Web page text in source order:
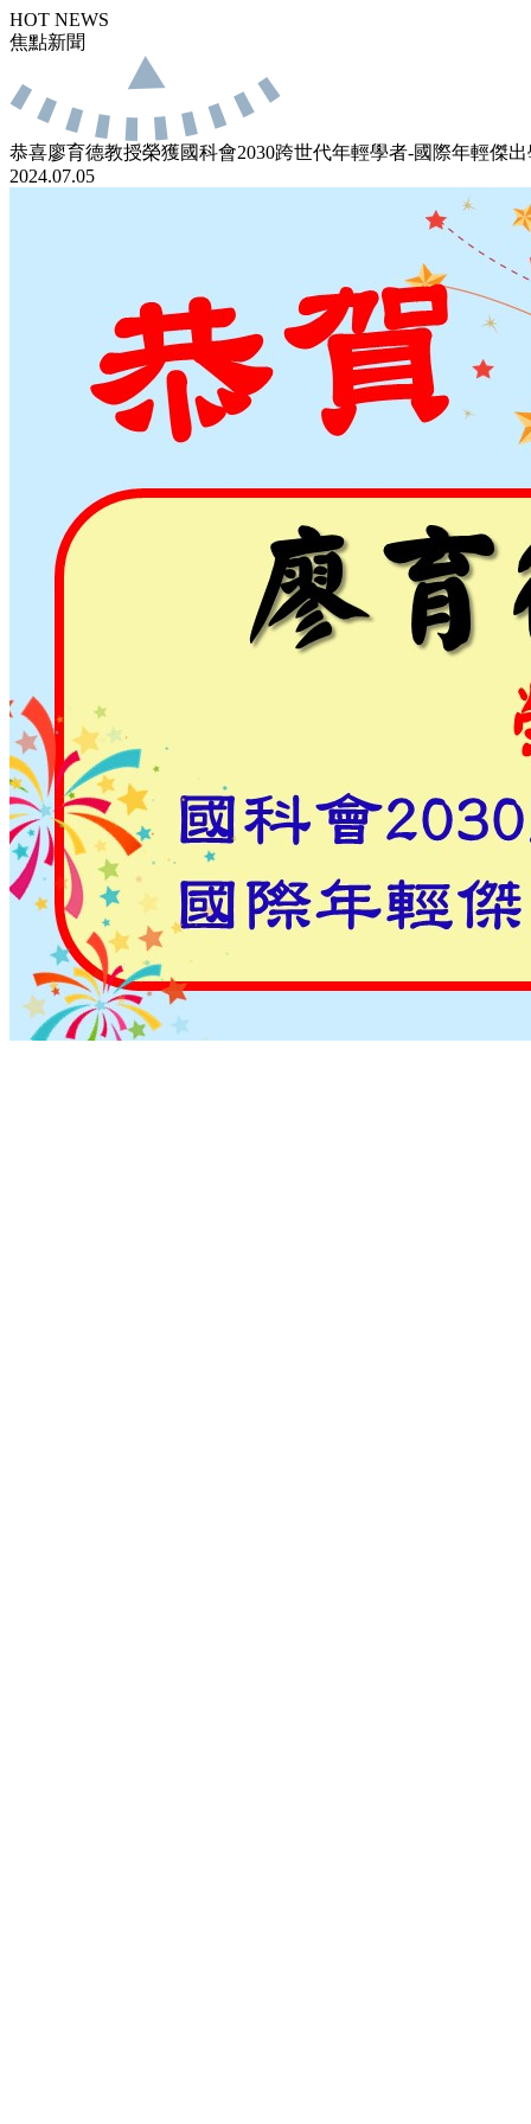
HOT NEWS
焦點新聞
恭喜廖育德教授榮獲國科會2030跨世代年輕學者-國際年輕傑
2024.07.05